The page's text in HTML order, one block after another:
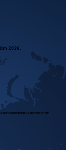
2026.
của chương trình đào tạo giáo viên và trình